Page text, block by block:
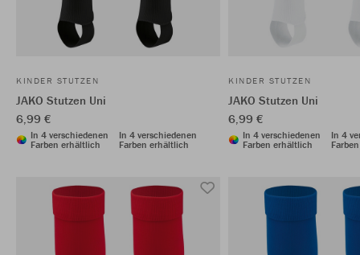
KINDER STUTZEN
JAKO Stutzen Uni
6,99 €
In 4 verschiedenen
Farben erhältlich
In 4 verschiedenen
Farben erhältlich
KINDER STUTZEN
JAKO Stutzen Uni
6,99 €
In 4 verschiedenen
Farben erhältlich
In 4